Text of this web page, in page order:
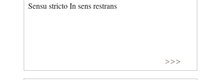
Sensu stricto In sens restrans
>>>